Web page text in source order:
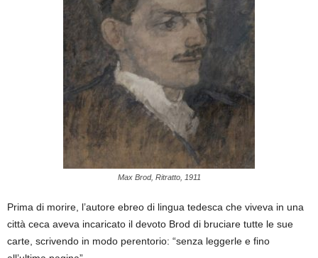
Max Brod, Ritratto, 1911
Prima di morire, l’autore ebreo di lingua tedesca che viveva in una
città ceca aveva incaricato il devoto Brod di bruciare tutte le sue
carte, scrivendo in modo perentorio: “senza leggerle e fino